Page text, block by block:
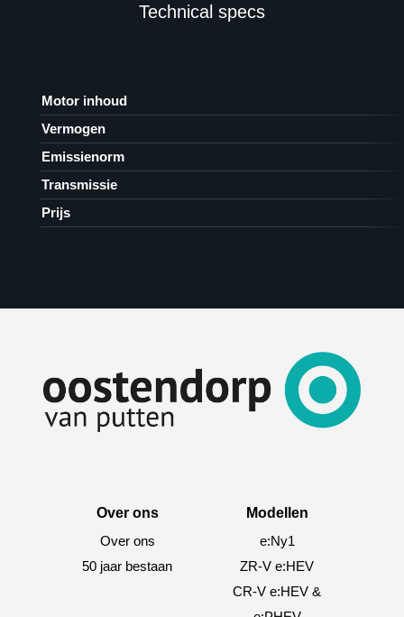
Technical specs
Motor inhoud
Vermogen
Emissienorm
Transmissie
Prijs
Over ons
Over ons
50 jaar bestaan
Modellen
e:Ny1
ZR-V e:HEV
CR-V e:HEV &